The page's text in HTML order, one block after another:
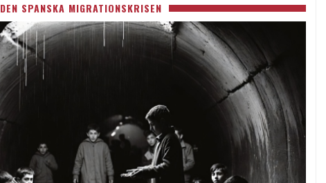
DEN SPANSKA MIGRATIONSKRISEN